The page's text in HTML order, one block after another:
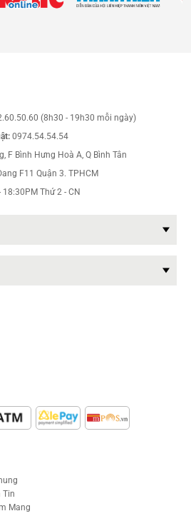
(8h30 - 19h30 mỗi ngày)
0974.54.54.54
F Bình Hưng Hoà A, Q Bình Tân
F11 Quận 3. TPHCM
18:30PM Thứ 2 - CN